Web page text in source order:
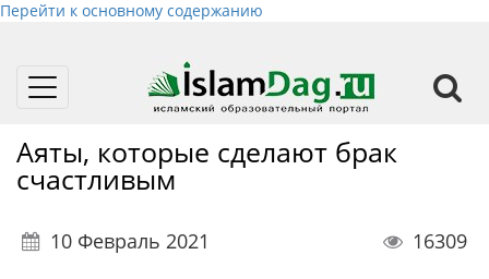
Перейти к основному содержанию
Toggle
Аяты, которые сделают брак
счастливым
10 Февраль 2021
16309